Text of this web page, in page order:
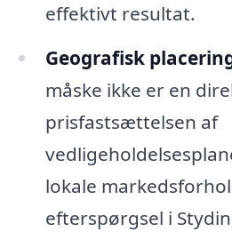
effektivt resultat.
Geografisk
måske ikke er en
prisfastsættelsen af
lokale
efterspørgsel i